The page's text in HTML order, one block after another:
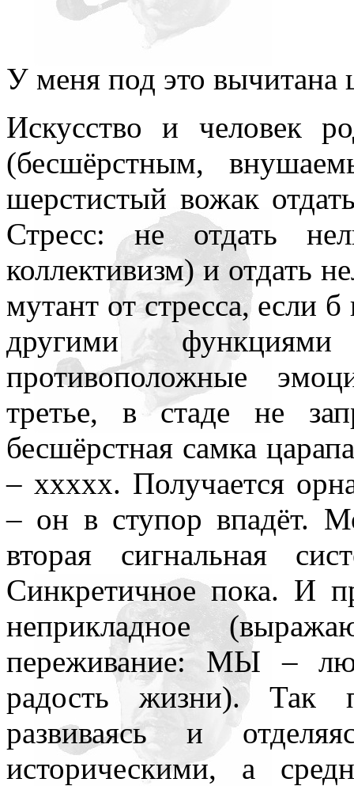
У меня под это вычитана
Искусство и человек
(бесшёрстным,
шерстистый вожак
Стресс: не отдать
коллективизм) и отдать
мутант от стресса, если
другими
противоположные
третье, в стаде не
бесшёрстная самка
– ххххх. Получается
– он в ступор впадёт.
вторая сигнальная
Синкретичное пока. И
неприкладное
переживание: МЫ –
радость жизни). Так
развиваясь и
историческими, а